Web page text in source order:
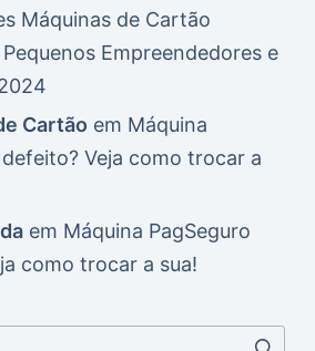
Máquinas de Cartão
Empreendedores e
Cartão em Máquina
Veja como trocar a
em Máquina PagSeguro
como trocar a sua!